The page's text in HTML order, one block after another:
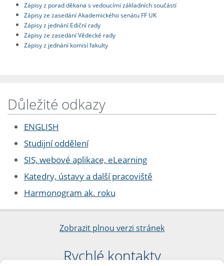
Zápisy z porad děkana s vedoucími základních součástí
Zápisy ze zasedání Akademického senátu FF UK
Zápisy z jednání Ediční rady
Zápisy ze zasedání Vědecké rady
Zápisy z jednání komisí fakulty
Důležité odkazy
ENGLISH
Studijní oddělení
SIS, webové aplikace, eLearning
Katedry, ústavy a další pracoviště
Harmonogram ak. roku
Zobrazit plnou verzi stránek
Rychlé kontakty